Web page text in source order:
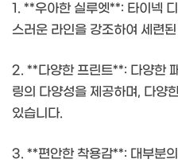
1. **우아한 실루엣**: 타이넥
스러운 라인을 강조하여 세련
2. **다양한 프린트**: 다양한
링의 다양성을 제공하며, 다양
있습니다.
3. **편안한 착용감**: 대부분